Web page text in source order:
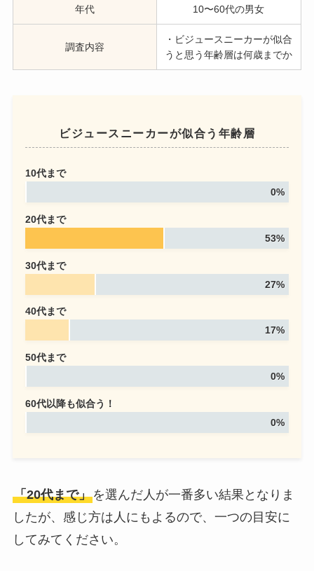
年代 10〜60代の男女
調査内容
・ビジュースニーカーが似合
うと思う年齢層は何歳までか
ビジュースニーカーが似合う年齢層
10代まで
0%
20代まで
53%
30代まで
27%
40代まで
17%
50代まで
0%
60代以降も似合う！
0%
「20代まで」を選んだ人が一番多い結果となりま
したが、感じ方は人にもよるので、一つの目安に
してみてください。